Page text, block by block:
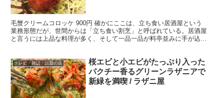
毛蟹クリームコロッケ 900円 確かにここは、立ち食い居酒屋という
業務形態だが、世間からは「立ち食い割烹」と呼ばれている。居酒屋
と言うには上品な料理が多く、そして一品一品が料亭並みに手が込ん
テレビ・雑誌・話題の店
桜エビと小エビがたっぷり入った
パクチー香るグリーンラザニアで
新緑を満喫 / ラザニ屋